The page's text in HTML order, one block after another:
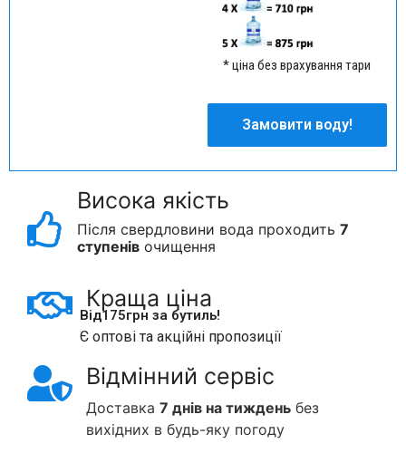
* ціна без врахування тари
Замовити воду!
Замовити воду!
Висока якість
Після свердловини вода проходить 7
ступенів очищення
Краща ціна
Від175грн за бутиль!
Є оптові та акційні пропозиції
Відмінний сервіс
Доставка 7 днів на тиждень без
вихідних в будь-яку погоду